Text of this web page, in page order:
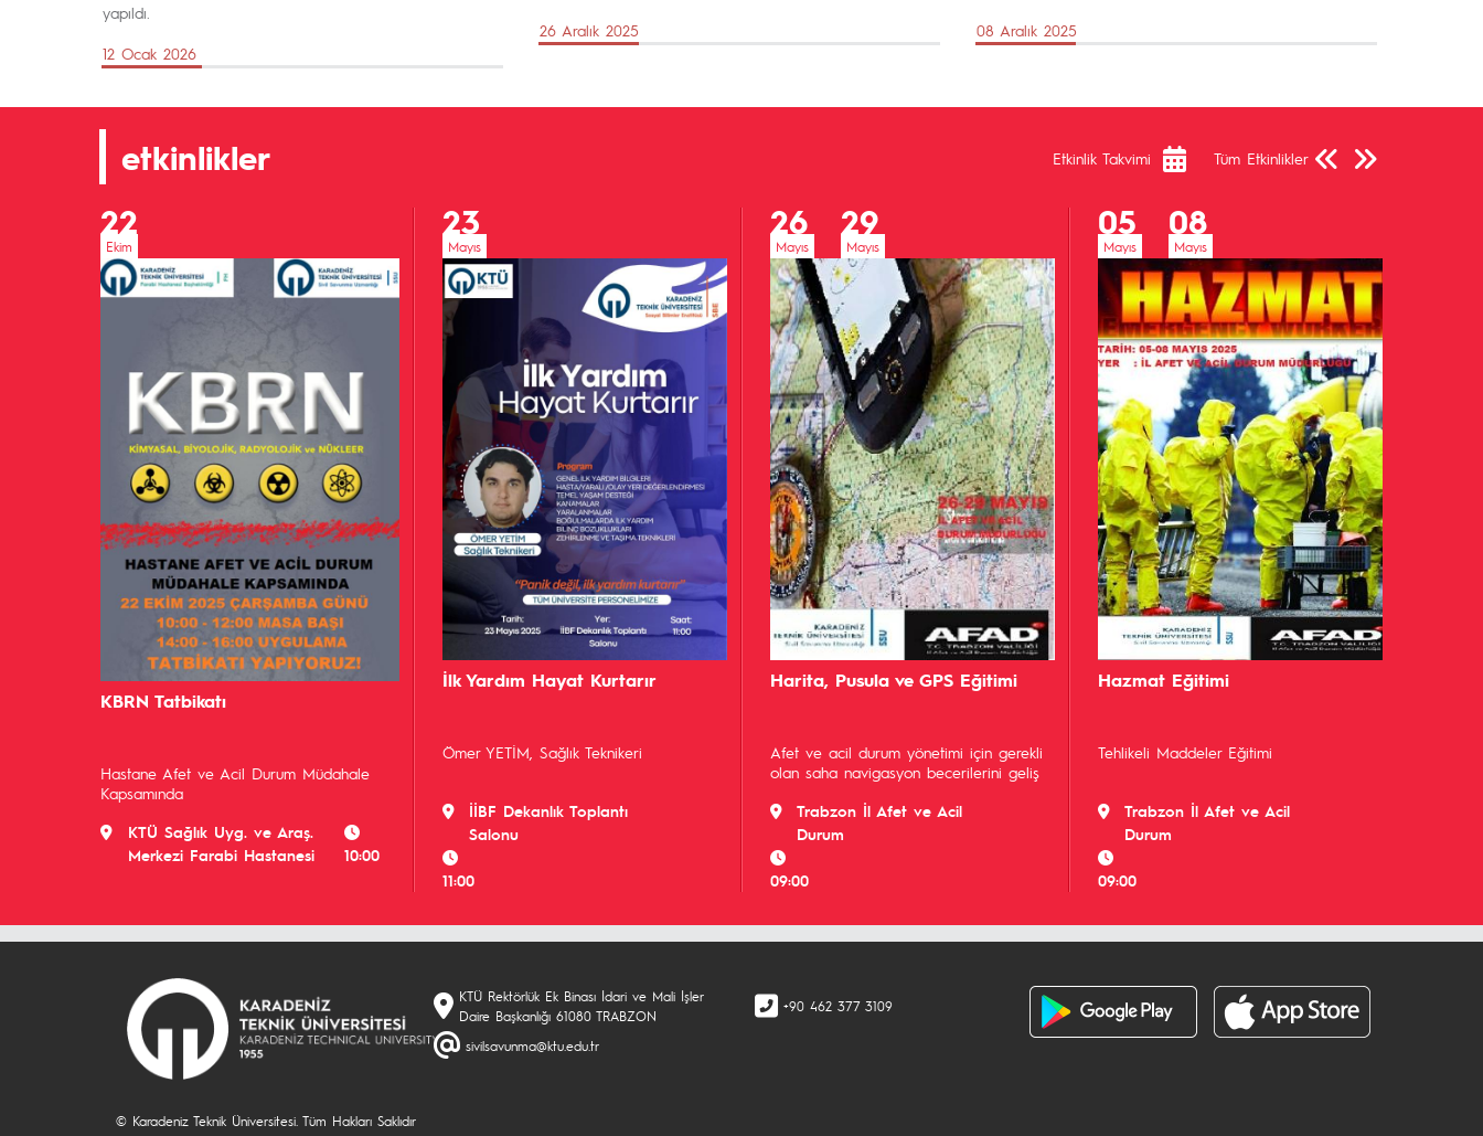
yapıldı.
12 Ocak 2026
26 Aralık 2025 08 Aralık 2025
etkinlikler Etkinlik Takvimi Tüm Etkinlikler
Önceki SayfaSonraki Sayfa
22
Ekim
KBRN Tatbikatı
Hastane Afet ve Acil Durum Müdahale
Kapsamında
KTÜ Sağlık Uyg. ve Araş.
Merkezi Farabi Hastanesi
10:00
23
Mayıs
İlk Yardım Hayat Kurtarır
Ömer YETİM, Sağlık Teknikeri
İİBF Dekanlık Toplantı
Salonu
11:00
26
Mayıs
29
Mayıs
Harita, Pusula ve GPS Eğitimi
Afet ve acil durum yönetimi için gerekli
olan saha navigasyon becerilerini geliş
Trabzon İl Afet ve Acil
Durum
09:00
05
Mayıs
08
Mayıs
Hazmat Eğitimi
Tehlikeli Maddeler Eğitimi
Trabzon İl Afet ve Acil
Durum
09:00
KTÜ Rektörlük Ek Binası İdari ve Mali İşler
Daire Başkanlığı 61080 TRABZON
sivilsavunma@ktu.edu.tr
+90 462 377 3109
© Karadeniz Teknik Üniversitesi. Tüm Hakları Saklıdır